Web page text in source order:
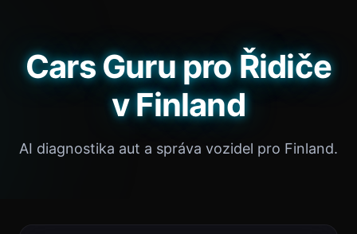
Cars Guru pro Řidiče
v Finland
AI diagnostika aut a správa vozidel pro Finland.